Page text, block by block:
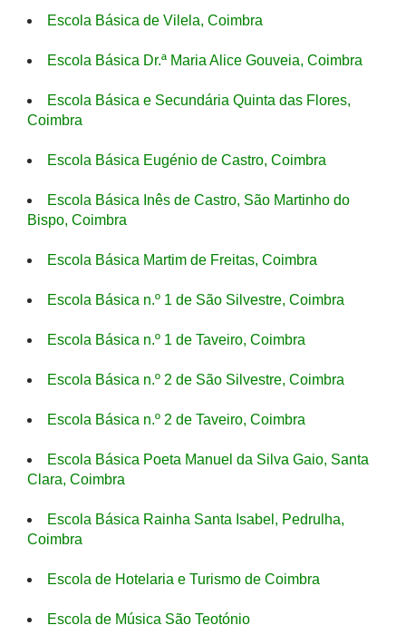
Escola Básica de Vilela, Coimbra
Escola Básica Dr.ª Maria Alice Gouveia, Coimbra
Escola Básica e Secundária Quinta das Flores,
Coimbra
Escola Básica Eugénio de Castro, Coimbra
Escola Básica Inês de Castro, São Martinho do
Bispo, Coimbra
Escola Básica Martim de Freitas, Coimbra
Escola Básica n.º 1 de São Silvestre, Coimbra
Escola Básica n.º 1 de Taveiro, Coimbra
Escola Básica n.º 2 de São Silvestre, Coimbra
Escola Básica n.º 2 de Taveiro, Coimbra
Escola Básica Poeta Manuel da Silva Gaio, Santa
Clara, Coimbra
Escola Básica Rainha Santa Isabel, Pedrulha,
Coimbra
Escola de Hotelaria e Turismo de Coimbra
Escola de Música São Teotónio